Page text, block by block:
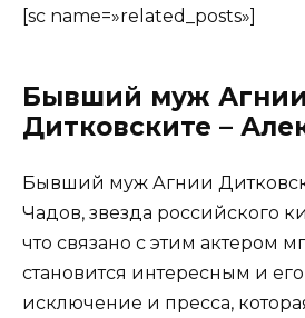
[sc name=»related_posts»]
Бывший муж Агнии
Дитковските –
Бывший муж Агнии
Чадов, звезда российского
что связано с этим актером
становится интересным и
исключение и пресса,